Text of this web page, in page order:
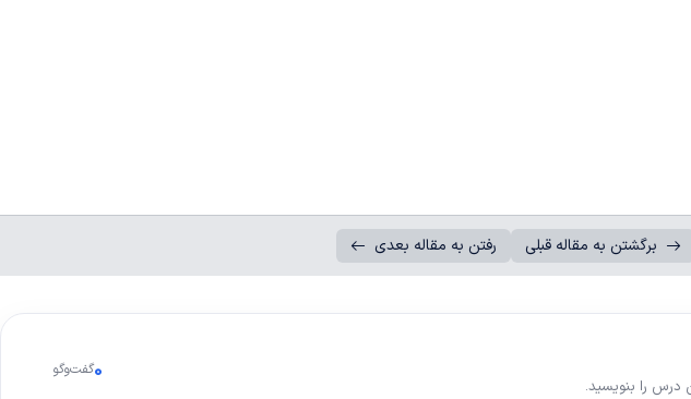
برگشتن به مقاله قبلی رفتن به مقاله بعدی
درس را بنویسید.
0گفت‌وگو